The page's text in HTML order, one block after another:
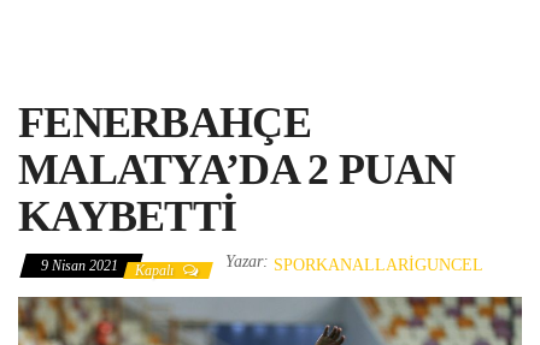
FENERBAHÇE
MALATYA’DA 2 PUAN
KAYBETTİ
9 Nisan 2021 Kapalı Yazar: SPORKANALLARIGUNCEL